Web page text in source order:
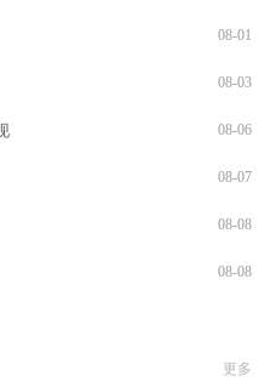
08-01
08-03
08-06
08-07
08-08
08-08
更多